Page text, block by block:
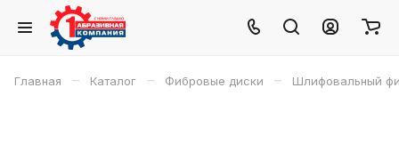
Главная – Каталог – Фибровые диски – Шлифовальный